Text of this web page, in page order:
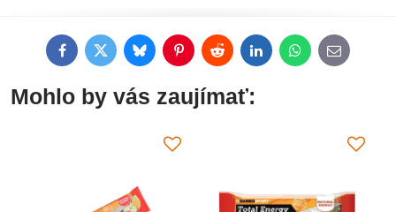
FacebookTwitterBlueskyPinterestReddit LinkedInWhatsApp
E-
mail
Mohlo by vás zaujímať: